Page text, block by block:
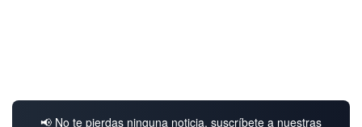
📢 No te pierdas ninguna noticia, suscríbete a nuestras